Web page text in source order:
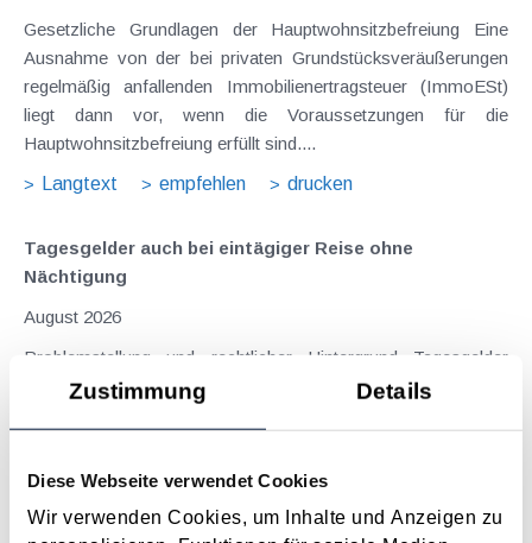
Zustimmung Details
Diese Webseite verwendet Cookies
Wir verwenden Cookies, um Inhalte und Anzeigen zu
Gesetzliche Grundlagen der Hauptwohnsitzbefreiung Eine
Ausnahme von der bei privaten Grundstücksveräußerungen
regelmäßig anfallenden Immobilienertragsteuer (ImmoESt)
liegt dann vor, wenn die Voraussetzungen für die
Hauptwohnsitzbefreiung erfüllt sind....
Langtext
empfehlen drucken
Tagesgelder auch bei eintägiger Reise ohne
Nächtigung
August 2026
Problemstellung und rechtlicher Hintergrund Tagesgelder
sollen Verpflegungsmehraufwendungen ausgleichen, welche
typischerweise stellt sich das Problem in der...
Langtext
empfehlen drucken